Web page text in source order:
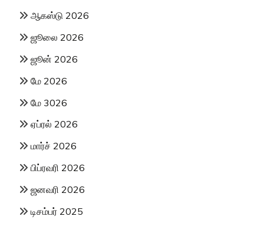
ஆகஸ்டு 2026
ஜூலை 2026
ஜூன் 2026
மே 2026
மே 3026
ஏப்ரல் 2026
மார்ச் 2026
பிப்ரவரி 2026
ஜனவரி 2026
டிசம்பர் 2025